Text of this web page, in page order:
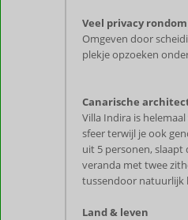
Veel privacy
Omgeven door
plekje opzoeken
Canarische
Villa Indira is
sfeer terwijl je ook
uit 5 personen,
veranda met twee
tussendoor natuurlijk
Land & leven